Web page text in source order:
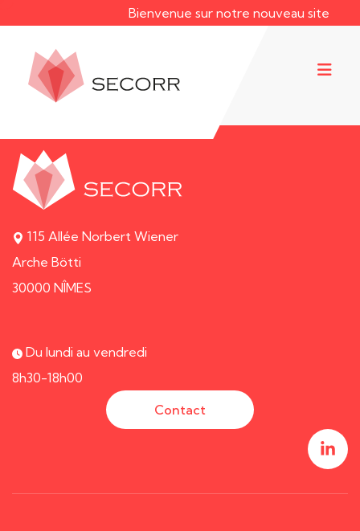
Bienvenue sur notre nouveau site web
115 Allée Norbert Wiener
Arche Bötti
30000 NÎMES
Du lundi au vendredi
8h30-18h00
Contact